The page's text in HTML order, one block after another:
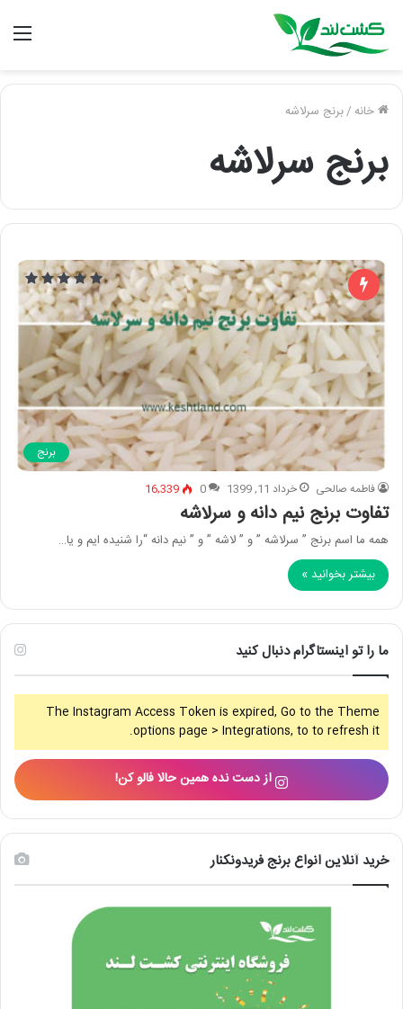
خانه/برنج سرلاشه
برنج سرلاشه
برنج
فاطمه صالحی خرداد 11, 1399 0
16,339
تفاوت برنج نیم دانه و سرلاشه
همه ما اسم برنج ” سرلاشه ” و ” لاشه ” و ” نیم دانه “را شنیده ایم و یا…
بیشتر بخوانید »
ما را تو اینستاگرام دنبال کنید
The Instagram Access Token is expired, Go to the Theme
options page > Integrations, to to refresh it.
از دست نده همین حالا فالو کن!
خرید آنلاین انواع برنج فریدونکنار